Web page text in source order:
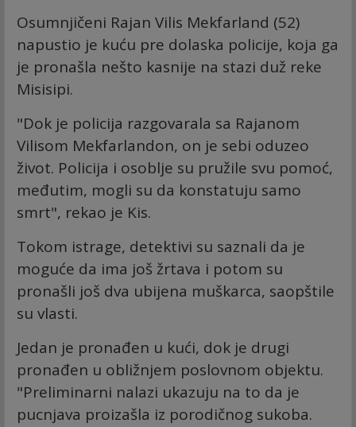
Osumnjičeni Rajan Vilis Mekfarland (52)
napustio je kuću pre dolaska policije, koja ga
je pronašla nešto kasnije na stazi duž reke
Misisipi.
"Dok je policija razgovarala sa Rajanom
Vilisom Mekfarlandon, on je sebi oduzeo
život. Policija i osoblje su pružile svu pomoć,
međutim, mogli su da konstatuju samo
smrt", rekao je Kis.
Tokom istrage, detektivi su saznali da je
moguće da ima još žrtava i potom su
pronašli još dva ubijena muškarca, saopštile
su vlasti.
Jedan je pronađen u kući, dok je drugi
pronađen u obližnjem poslovnom objektu.
"Preliminarni nalazi ukazuju na to da je
pucnjava proizašla iz porodičnog sukoba.